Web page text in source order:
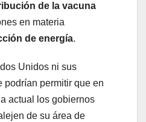
de la vacuna
en materia
de energía.
Unidos ni sus
podrían permitir que en
actual los gobiernos
de su área de